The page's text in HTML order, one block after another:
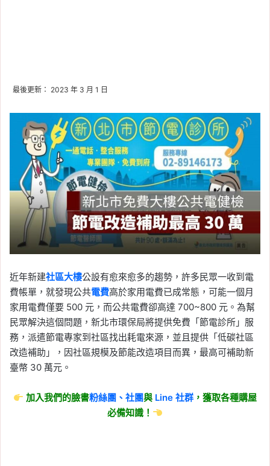
最後更新： 2023 年 3 月 1 日
近年新建社區大樓公設有愈來愈多的趨勢，許多民眾一收到電
費帳單，就發現公共電費高於家用電費已成常態，可能一個月
家用電費僅要 500 元，而公共電費卻高達 700~800 元。為幫
民眾解決這個問題，新北市環保局將提供免費「節電診所」服
務，派遣節電專家到社區找出耗電來源，並且提供「低碳社區
改造補助」，因社區規模及節能改造項目而異，最高可補助新
臺幣 30 萬元。
加入我們的臉書粉絲團、社團與 Line社群 ，獲取各種購屋
必備知識！